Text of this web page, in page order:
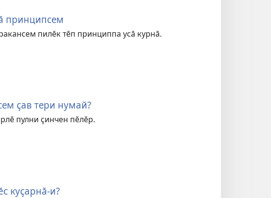
принципсем
пилӗк тӗп принциппа усӑ курнӑ.
ҫав тери нумай?
пулни ҫинчен пӗлӗр.
куҫарнӑ-и?